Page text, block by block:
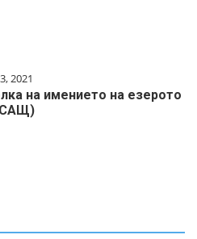
2021
на имението на езерото